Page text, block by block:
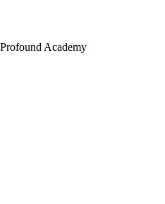
Profound Academy